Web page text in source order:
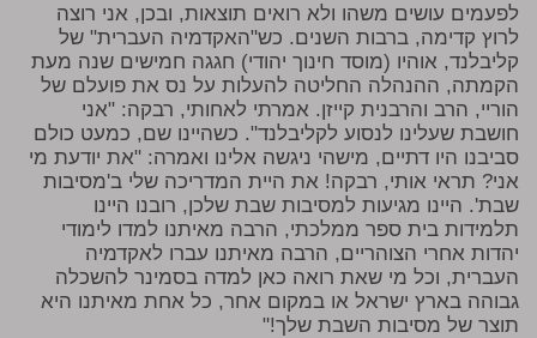
לפעמים עושים משהו ולא רואים תוצאות, ובכן, אני רוצה
לרוץ קדימה, ברבות השנים. כש"האקדמיה העברית" של
קליבלנד, אוהיו (מוסד חינוך יהודי) חגגה חמישים שנה מעת
הקמתה, ההנהלה החליטה להעלות על נס את פועלם של
הוריי, הרב והרבנית קייזן. אמרתי לאחותי, רבקה: "אני
חושבת שעלינו לנסוע לקליבלנד". כשהיינו שם, כמעט כולם
סביבנו היו דתיים, מישהי ניגשה אלינו ואמרה: "את יודעת מי
אני? תראי אותי, רבקה! את היית המדריכה שלי ב'מסיבות
שבת'. היינו מגיעות למסיבות שבת שלכן, רובנו היינו
תלמידות בית ספר ממלכתי, הרבה מאיתנו למדו לימודי
יהדות אחרי הצוהריים, הרבה מאיתנו עברו לאקדמיה
העברית, וכל מי שאת רואה כאן למדה בסמינר להשכלה
גבוהה בארץ ישראל או במקום אחר, כל אחת מאיתנו היא
תוצר של מסיבות השבת שלך!"